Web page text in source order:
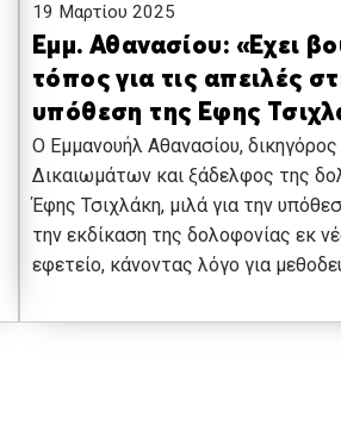
19 Μαρτίου 2025
Εμμ. Αθανασίου: «Εχει
τόπος για τις απειλές
υπόθεση της Εφης
Ο Εμμανουήλ Αθανασίου,
Δικαιωμάτων και ξάδελφος της
Έφης Τσιχλάκη, μιλά για την
την εκδίκαση της δολοφονίας εκ
εφετείο, κάνοντας λόγο για